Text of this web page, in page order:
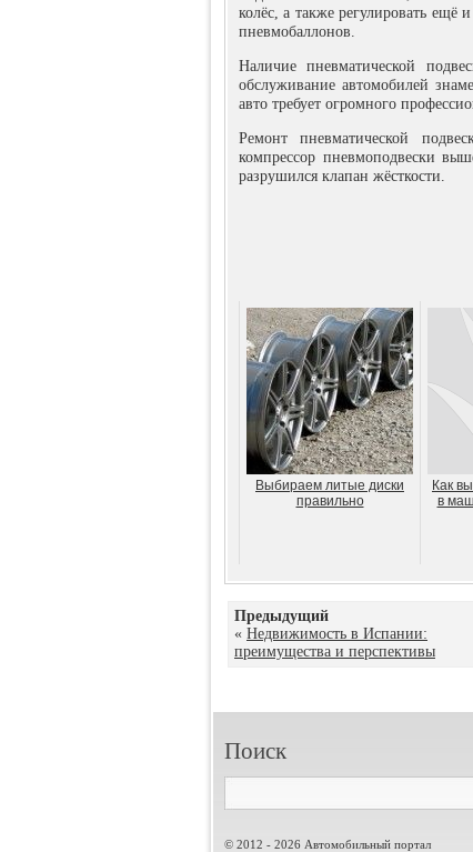
колёс, а также регулировать ещё
пневмобаллонов.
Наличие пневматической
обслуживание автомобилей
авто требует огромного
Ремонт пневматической
компрессор пневмоподвески
разрушился клапан жёсткости.
Выбираем литые диски
правильно
Как
в
Предыдущий
« Недвижимость в Испании:
преимущества и перспективы
Поиск
© 2012 - 2026 Автомобильный портал